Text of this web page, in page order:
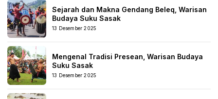
Sejarah dan Makna Gendang Beleq, Warisan
Budaya Suku Sasak
13 Desember 2025
Mengenal Tradisi Presean, Warisan Budaya
Suku Sasak
13 Desember 2025